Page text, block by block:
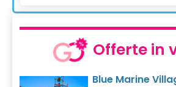
Offerte in
Blue Marine